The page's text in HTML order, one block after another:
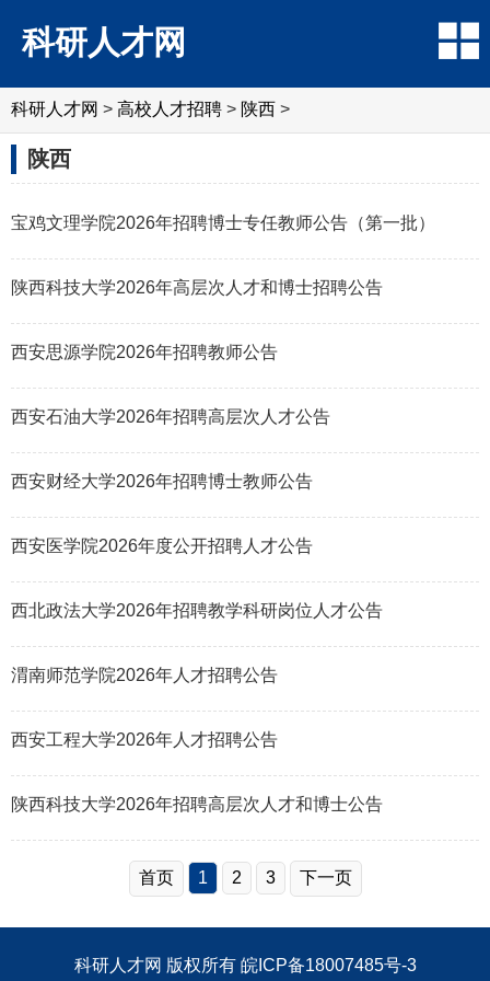
科研人才网
科研人才网 > 高校人才招聘 > 陕西 >
陕西
宝鸡文理学院2026年招聘博士专任教师公告（第一批）
陕西科技大学2026年高层次人才和博士招聘公告
西安思源学院2026年招聘教师公告
西安石油大学2026年招聘高层次人才公告
西安财经大学2026年招聘博士教师公告
西安医学院2026年度公开招聘人才公告
西北政法大学2026年招聘教学科研岗位人才公告
渭南师范学院2026年人才招聘公告
西安工程大学2026年人才招聘公告
陕西科技大学2026年招聘高层次人才和博士公告
首页 1 2 3 下一页
科研人才网 版权所有 皖ICP备18007485号-3